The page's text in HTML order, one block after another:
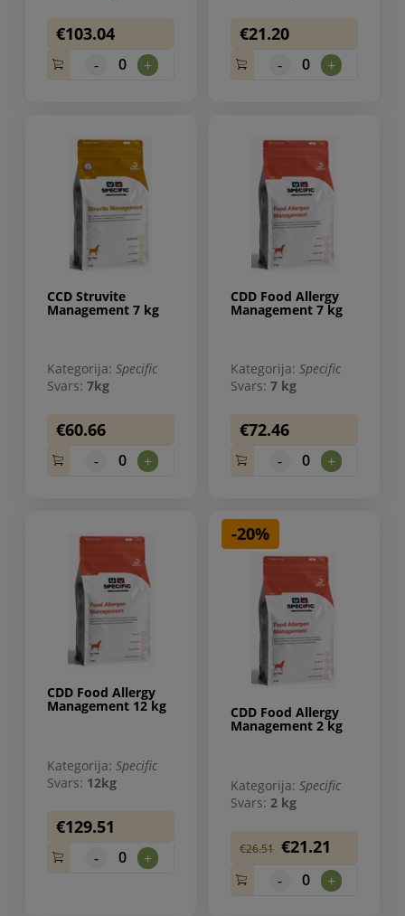
€103.04
- 0 +
€21.20
- 0 +
CCD Struvite
Management 7 kg
Kategorija: Specific
Svars: 7kg
€60.66
- 0 +
CDD Food Allergy
Management 7 kg
Kategorija: Specific
Svars: 7 kg
€72.46
- 0 +
CDD Food Allergy
Management 12 kg
Kategorija: Specific
Svars: 12kg
€129.51
- 0 +
-20%
CDD Food Allergy
Management 2 kg
Kategorija: Specific
Svars: 2 kg
€26.51 €21.21
- 0 +